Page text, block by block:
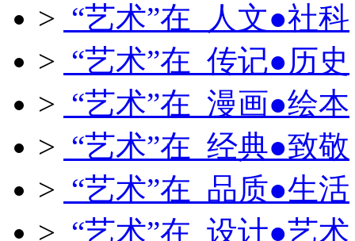
> “艺术”在 人文●社科
> “艺术”在 传记●历史
> “艺术”在 漫画●绘本
> “艺术”在 经典●致敬
> “艺术”在 品质●生活
> “艺术”在 设计●艺术